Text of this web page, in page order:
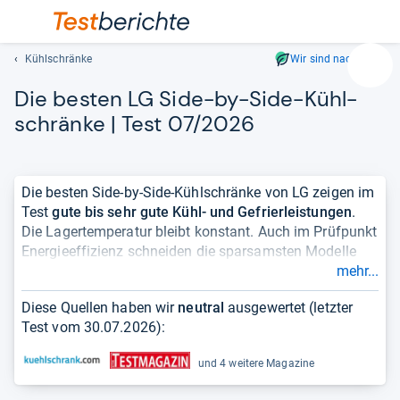
Geben
ein.
und
lassen
sich
Kühlschränke Wir sind nachhaltig
Die bes­ten LG Side-​by-​Side-​Kühl­
schränke | Test 07/2026
Die besten Side-by-Side-Kühlschränke von LG zeigen im
Testgute bis sehr gute Kühl- und Gefrierleistungen.
Die Lagertemperatur bleibt konstant. Auch im Prüfpunkt
Energieeffizienz schneiden die sparsamsten Modelle
gut ab. Die Bedienung ist einfach, der Geräuschpegel
niedrig.
Wer einen Side-by-Side-Kühlschrank sucht, ist aufgrund
Alternativ lohnt sich auch ein Blick auf dieLG French-
Door-Kühlschränke, die etwas anders aufgebaut sind
mehr...
Diese Quellen haben wir neutral ausgewertet (letzter
Test vom 30.07.2026):
und 4 weitere Magazine